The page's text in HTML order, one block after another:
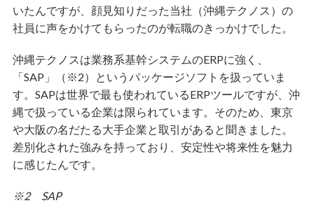
いたんですが、顔見知りだった当社（沖縄テクノス）の
社員に声をかけてもらったのが転職のきっかけでした。
沖縄テクノスは業務系基幹システムのERPに強く、
「SAP」（※2）というパッケージソフトを扱っていま
す。SAPは世界で最も使われているERPツールですが、沖
縄で扱っている企業は限られています。そのため、東京
や大阪の名だたる大手企業と取引があると聞きました。
差別化された強みを持っており、安定性や将来性を魅力
に感じたんです。
※2 SAP